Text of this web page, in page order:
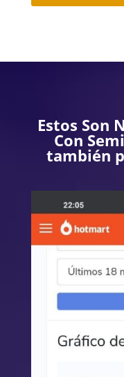
Estos Son
Con
también